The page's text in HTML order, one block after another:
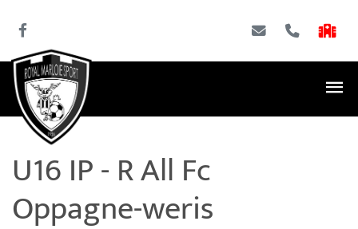
U16 IP - R All Fc
Oppagne-weris